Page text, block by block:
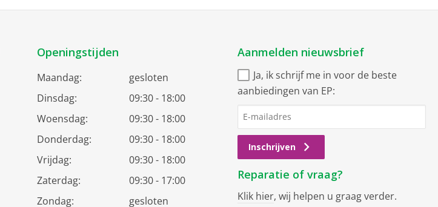
Openingstijden
Maandag:
gesloten
Dinsdag:
09:30 - 18:00
Woensdag:
09:30 - 18:00
Donderdag:
09:30 - 18:00
Vrijdag:
09:30 - 18:00
Zaterdag:
09:30 - 17:00
Zondag:
gesloten
Aanmelden nieuwsbrief
Ja, ik schrijf me in voor de beste
aanbiedingen van EP:
Inschrijven
Reparatie of vraag?
Klik hier, wij helpen u graag verder.